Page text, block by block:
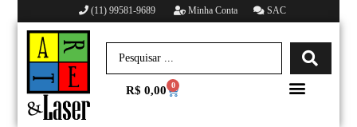
(11) 99581-9689 Minha Conta SAC
R$ 0,00 0